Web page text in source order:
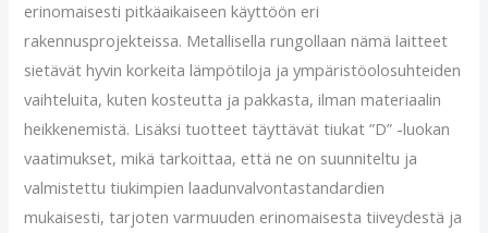
erinomaisesti pitkäaikaiseen käyttöön eri
rakennusprojekteissa. Metallisella rungollaan nämä laitteet
sietävät hyvin korkeita lämpötiloja ja ympäristöolosuhteiden
vaihteluita, kuten kosteutta ja pakkasta, ilman materiaalin
heikkenemistä. Lisäksi tuotteet täyttävät tiukat ”D” -luokan
vaatimukset, mikä tarkoittaa, että ne on suunniteltu ja
valmistettu tiukimpien laadunvalvontastandardien
mukaisesti, tarjoten varmuuden erinomaisesta tiiveydestä ja